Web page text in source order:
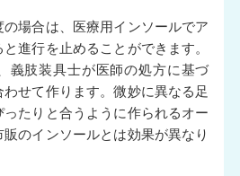
場合は、医療用インソールでア
進行を止めることができます。
義肢装具士が医師の処方に基づ
せて作ります。微妙に異なる足
たりと合うように作られるオー
のインソールとは効果が異なり